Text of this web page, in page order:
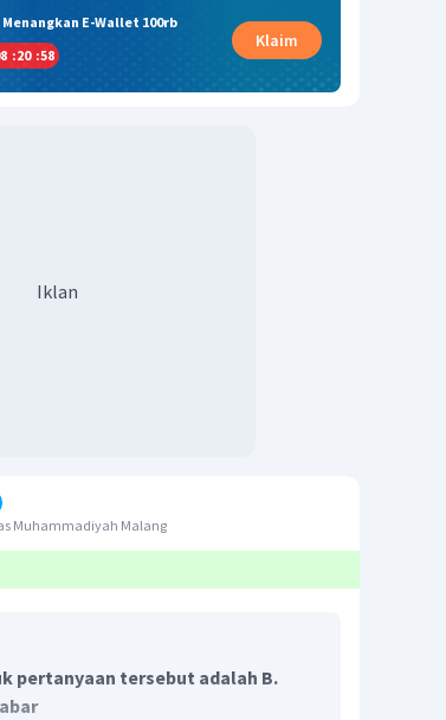
E-Wallet 100rb
:20 :58
Klaim
Iklan
Muhammadiyah Malang
pertanyaan tersebut adalah B.